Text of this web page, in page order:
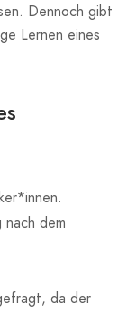
Dennoch gibt
Lernen eines
dem
da der